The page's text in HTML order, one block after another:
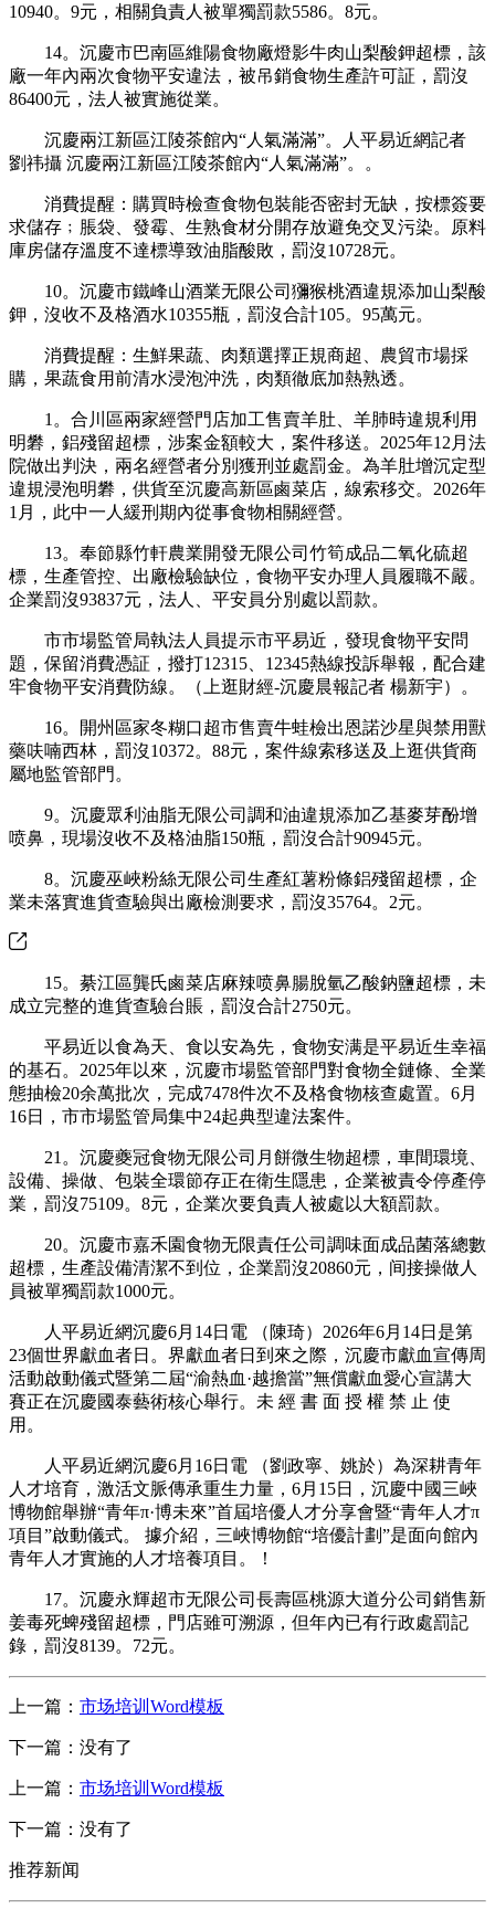
10940。9元，相關負責人被單獨罰款5586。8元。
14。沉慶市巴南區維陽食物廠燈影牛肉山梨酸鉀超標，該
廠一年內兩次食物平安違法，被吊銷食物生產許可証，罰沒
86400元，法人被實施從業。
沉慶兩江新區江陵茶館內“人氣滿滿”。人平易近網記者
劉祎攝 沉慶兩江新區江陵茶館內“人氣滿滿”。。
消費提醒：購買時檢查食物包裝能否密封无缺，按標簽要
求儲存﹔脹袋、發霉、生熟食材分開存放避免交叉污染。原料
庫房儲存溫度不達標導致油脂酸敗，罰沒10728元。
10。沉慶市鐵峰山酒業无限公司獼猴桃酒違規添加山梨酸
鉀，沒收不及格酒水10355瓶，罰沒合計105。95萬元。
消費提醒：生鮮果蔬、肉類選擇正規商超、農貿市場採
購，果蔬食用前清水浸泡沖洗，肉類徹底加熱熟透。
1。合川區兩家經營門店加工售賣羊肚、羊肺時違規利用
明礬，鋁殘留超標，涉案金額較大，案件移送。2025年12月法
院做出判決，兩名經營者分別獲刑並處罰金。為羊肚增沉定型
違規浸泡明礬，供貨至沉慶高新區鹵菜店，線索移交。2026年
1月，此中一人緩刑期內從事食物相關經營。
13。奉節縣竹軒農業開發无限公司竹筍成品二氧化硫超
標，生產管控、出廠檢驗缺位，食物平安办理人員履職不嚴。
企業罰沒93837元，法人、平安員分別處以罰款。
市市場監管局執法人員提示市平易近，發現食物平安問
題，保留消費憑証，撥打12315、12345熱線投訴舉報，配合建
牢食物平安消費防線。（上逛財經-沉慶晨報記者 楊新宇）。
16。開州區家冬糊口超市售賣牛蛙檢出恩諾沙星與禁用獸
藥呋喃西林，罰沒10372。88元，案件線索移送及上逛供貨商
屬地監管部門。
9。沉慶眾利油脂无限公司調和油違規添加乙基麥芽酚增
喷鼻，現場沒收不及格油脂150瓶，罰沒合計90945元。
8。沉慶巫峽粉絲无限公司生產紅薯粉條鋁殘留超標，企
業未落實進貨查驗與出廠檢測要求，罰沒35764。2元。
15。綦江區龔氏鹵菜店麻辣喷鼻腸脫氫乙酸鈉鹽超標，未
成立完整的進貨查驗台賬，罰沒合計2750元。
平易近以食為天、食以安為先，食物安满是平易近生幸福
的基石。2025年以來，沉慶市場監管部門對食物全鏈條、全業
態抽檢20余萬批次，完成7478件次不及格食物核查處置。6月
16日，市市場監管局集中24起典型違法案件。
21。沉慶夔冠食物无限公司月餅微生物超標，車間環境、
設備、操做、包裝全環節存正在衛生隱患，企業被責令停產停
業，罰沒75109。8元，企業次要負責人被處以大額罰款。
20。沉慶市嘉禾園食物无限責任公司調味面成品菌落總數
超標，生產設備清潔不到位，企業罰沒20860元，间接操做人
員被單獨罰款1000元。
人平易近網沉慶6月14日電 （陳琦）2026年6月14日是第
23個世界獻血者日。界獻血者日到來之際，沉慶市獻血宣傳周
活動啟動儀式暨第二屆“渝熱血·越擔當”無償獻血愛心宣講大
賽正在沉慶國泰藝術核心舉行。未 經 書 面 授 權 禁 止 使
用。
人平易近網沉慶6月16日電 （劉政寧、姚於）為深耕青年
人才培育，激活文脈傳承重生力量，6月15日，沉慶中國三峽
博物館舉辦“青年π·博未來”首屆培優人才分享會暨“青年人才π
項目”啟動儀式。 據介紹，三峽博物館“培優計劃”是面向館內
青年人才實施的人才培養項目。！
17。沉慶永輝超市无限公司長壽區桃源大道分公司銷售新
姜毒死蜱殘留超標，門店雖可溯源，但年內已有行政處罰記
錄，罰沒8139。72元。
上一篇： 市场培训Word模板
下一篇：没有了
上一篇： 市场培训Word模板
下一篇：没有了
推荐新闻